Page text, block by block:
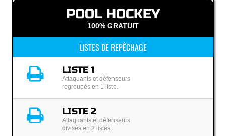
POOL HOCKEY
100% GRATUIT
LISTES DE REPÊCHAGE
LISTE 1
Attaquants et défenseurs
regroupés en 1 liste.
LISTE 2
Attaquants et défenseurs
divisés en 2 listes.